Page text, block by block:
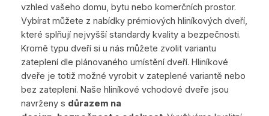
vzhled vašeho domu, bytu nebo komerčních prostor.
Vybírat můžete z nabídky prémiových hliníkových dveří,
které splňují nejvyšší standardy kvality a bezpečnosti.
Kromě typu dveří si u nás můžete zvolit variantu
zateplení dle plánovaného umístění dveří. Hliníkové
dveře je totiž možné vyrobit v zateplené variantě nebo
bez zateplení. Naše hliníkové vchodové dveře jsou
navrženy s důrazem na